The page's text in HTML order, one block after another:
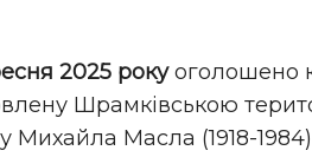
2025 рокуоголошено
Шрамківською
Михайла Масла (1918-